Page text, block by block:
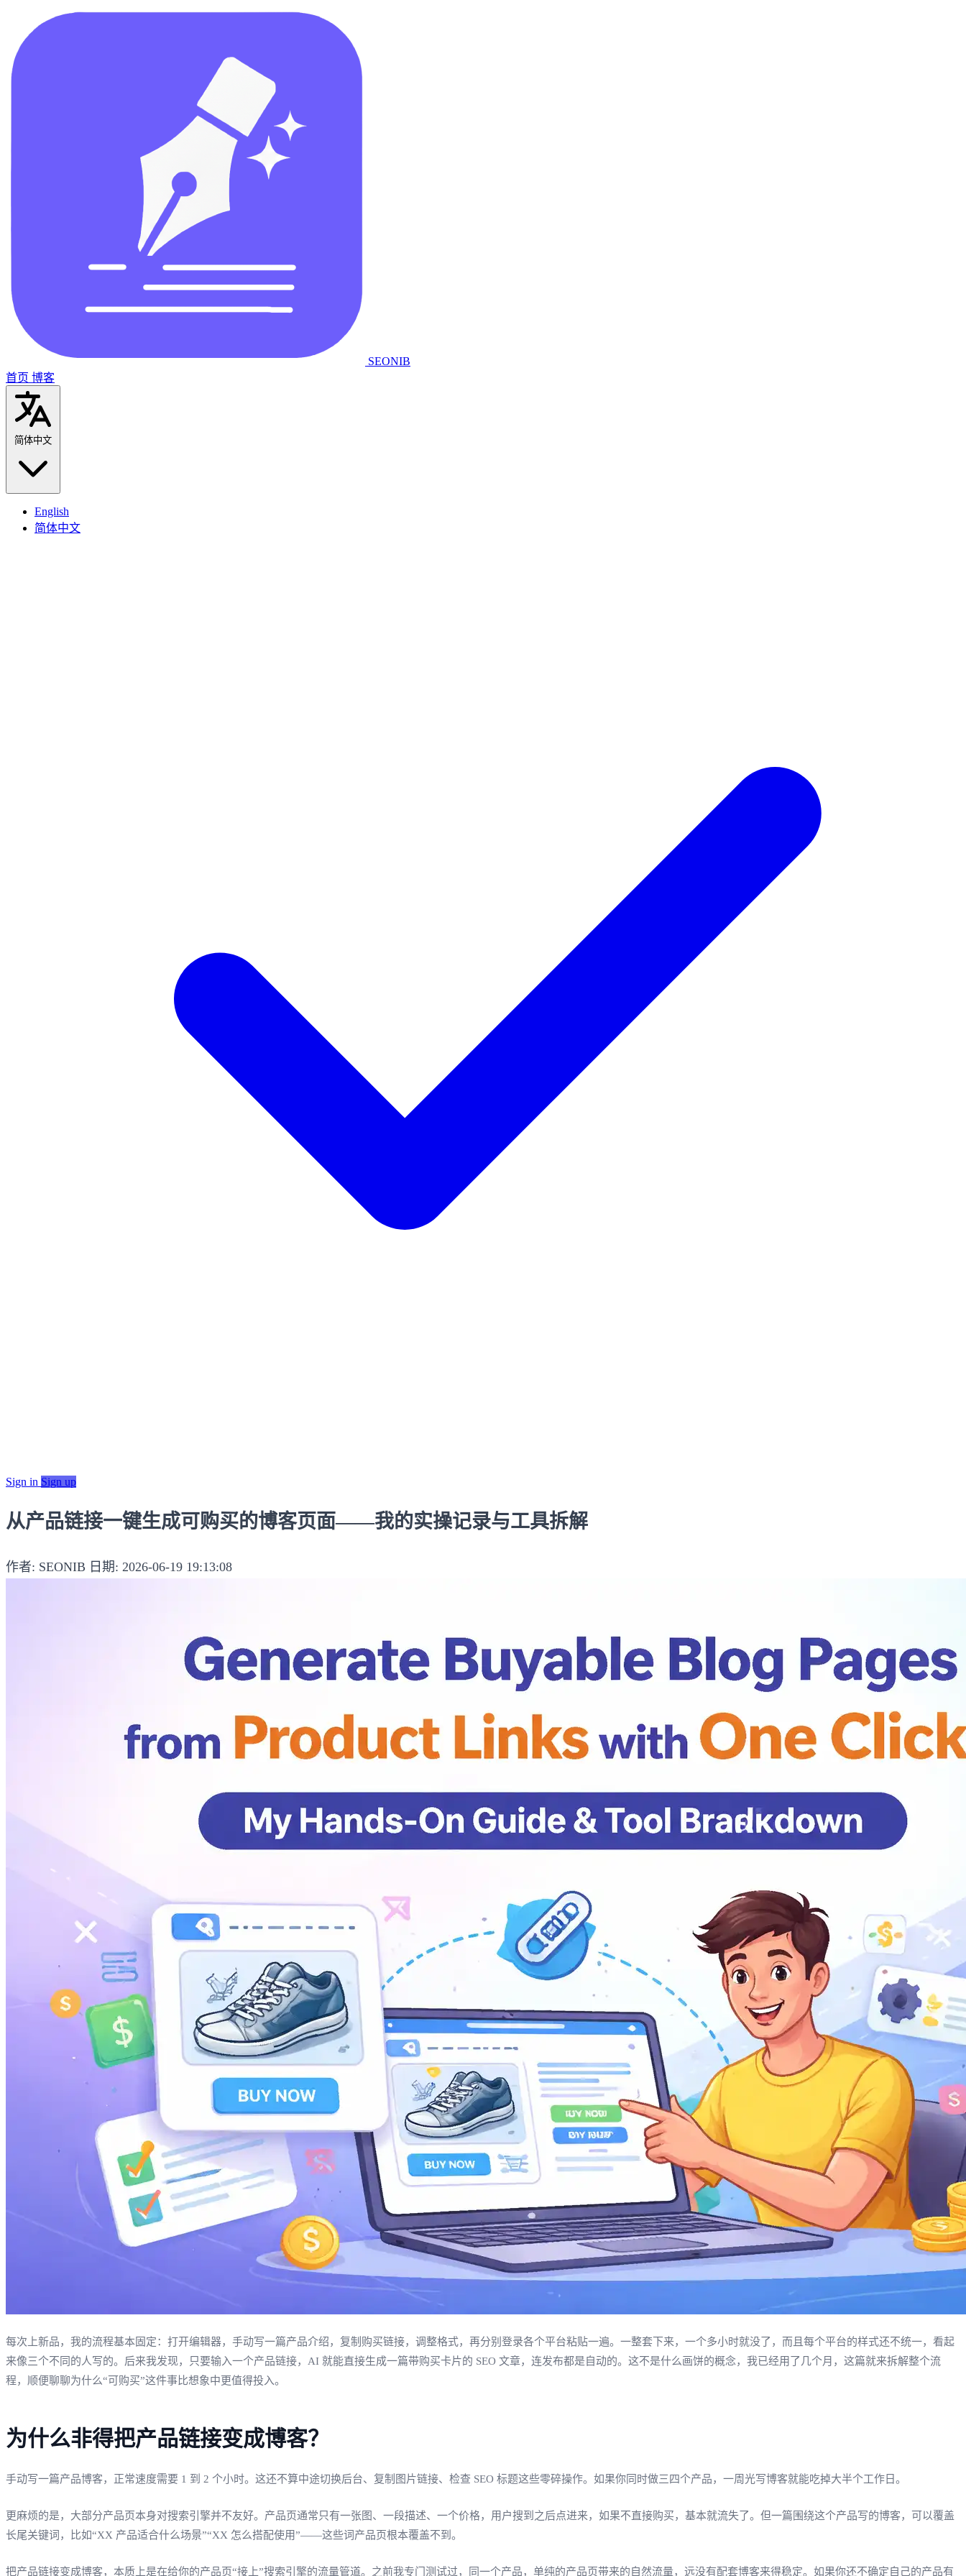
SEONIB
首页 博客
简体中文
English
简体中文
Sign in Sign up
从产品链接一键生成可购买的博客页面——我的实操记录与工具拆解
作者: SEONIB 日期: 2026-06-19 19:13:08
每次上新品，我的流程基本固定：打开编辑器，手动写一篇产品介绍，复制购买链接，调整格式，再分别登录各个平台粘贴一遍。一整套下来，一个多小时就没了，而且每个平台的样式还不统一，看起
来像三个不同的人写的。后来我发现，只要输入一个产品链接，AI 就能直接生成一篇带购买卡片的 SEO 文章，连发布都是自动的。这不是什么画饼的概念，我已经用了几个月，这篇就来拆解整个流
程，顺便聊聊为什么“可购买”这件事比想象中更值得投入。
为什么非得把产品链接变成博客？
手动写一篇产品博客，正常速度需要 1 到 2 个小时。这还不算中途切换后台、复制图片链接、检查 SEO 标题这些零碎操作。如果你同时做三四个产品，一周光写博客就能吃掉大半个工作日。
更麻烦的是，大部分产品页本身对搜索引擎并不友好。产品页通常只有一张图、一段描述、一个价格，用户搜到之后点进来，如果不直接购买，基本就流失了。但一篇围绕这个产品写的博客，可以覆盖
长尾关键词，比如“XX 产品适合什么场景”“XX 怎么搭配使用”——这些词产品页根本覆盖不到。
把产品链接变成博客，本质上是在给你的产品页“接上”搜索引擎的流量管道。之前我专门测试过，同一个产品，单纯的产品页带来的自然流量，远没有配套博客来得稳定。如果你还不确定自己的产品有